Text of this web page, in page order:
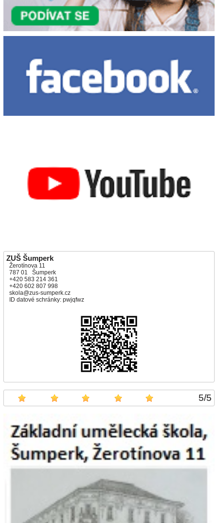
ZUŠ Šumperk
Žerotínova 11
787 01 Šumperk
+420 583 214 361
+420 602 807 998
skola@zus-sumperk.cz
ID datové schránky: pwjqfwz
5/5